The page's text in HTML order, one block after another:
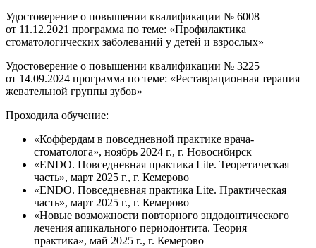
Удостоверение о повышении квалификации № 6008
от 11.12.2021 программа по теме: «Профилактика
стоматологических заболеваний у детей и взрослых»
Удостоверение о повышении квалификации № 3225
от 14.09.2024 программа по теме: «Реставрационная терапия
жевательной группы зубов»
Проходила обучение:
«Коффердам в повседневной практике врача-
стоматолога», ноябрь 2024 г., г. Новосибирск
«ENDO. Повседневная практика Lite. Теоретическая
часть», март 2025 г., г. Кемерово
«ENDO. Повседневная практика Lite. Практическая
часть», март 2025 г., г. Кемерово
«Новые возможности повторного эндодонтического
лечения апикального периодонтита. Теория +
практика», май 2025 г., г. Кемерово